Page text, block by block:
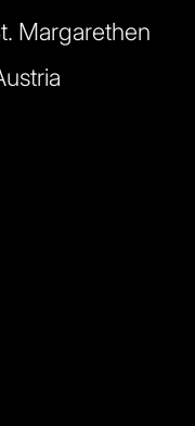
Margarethen